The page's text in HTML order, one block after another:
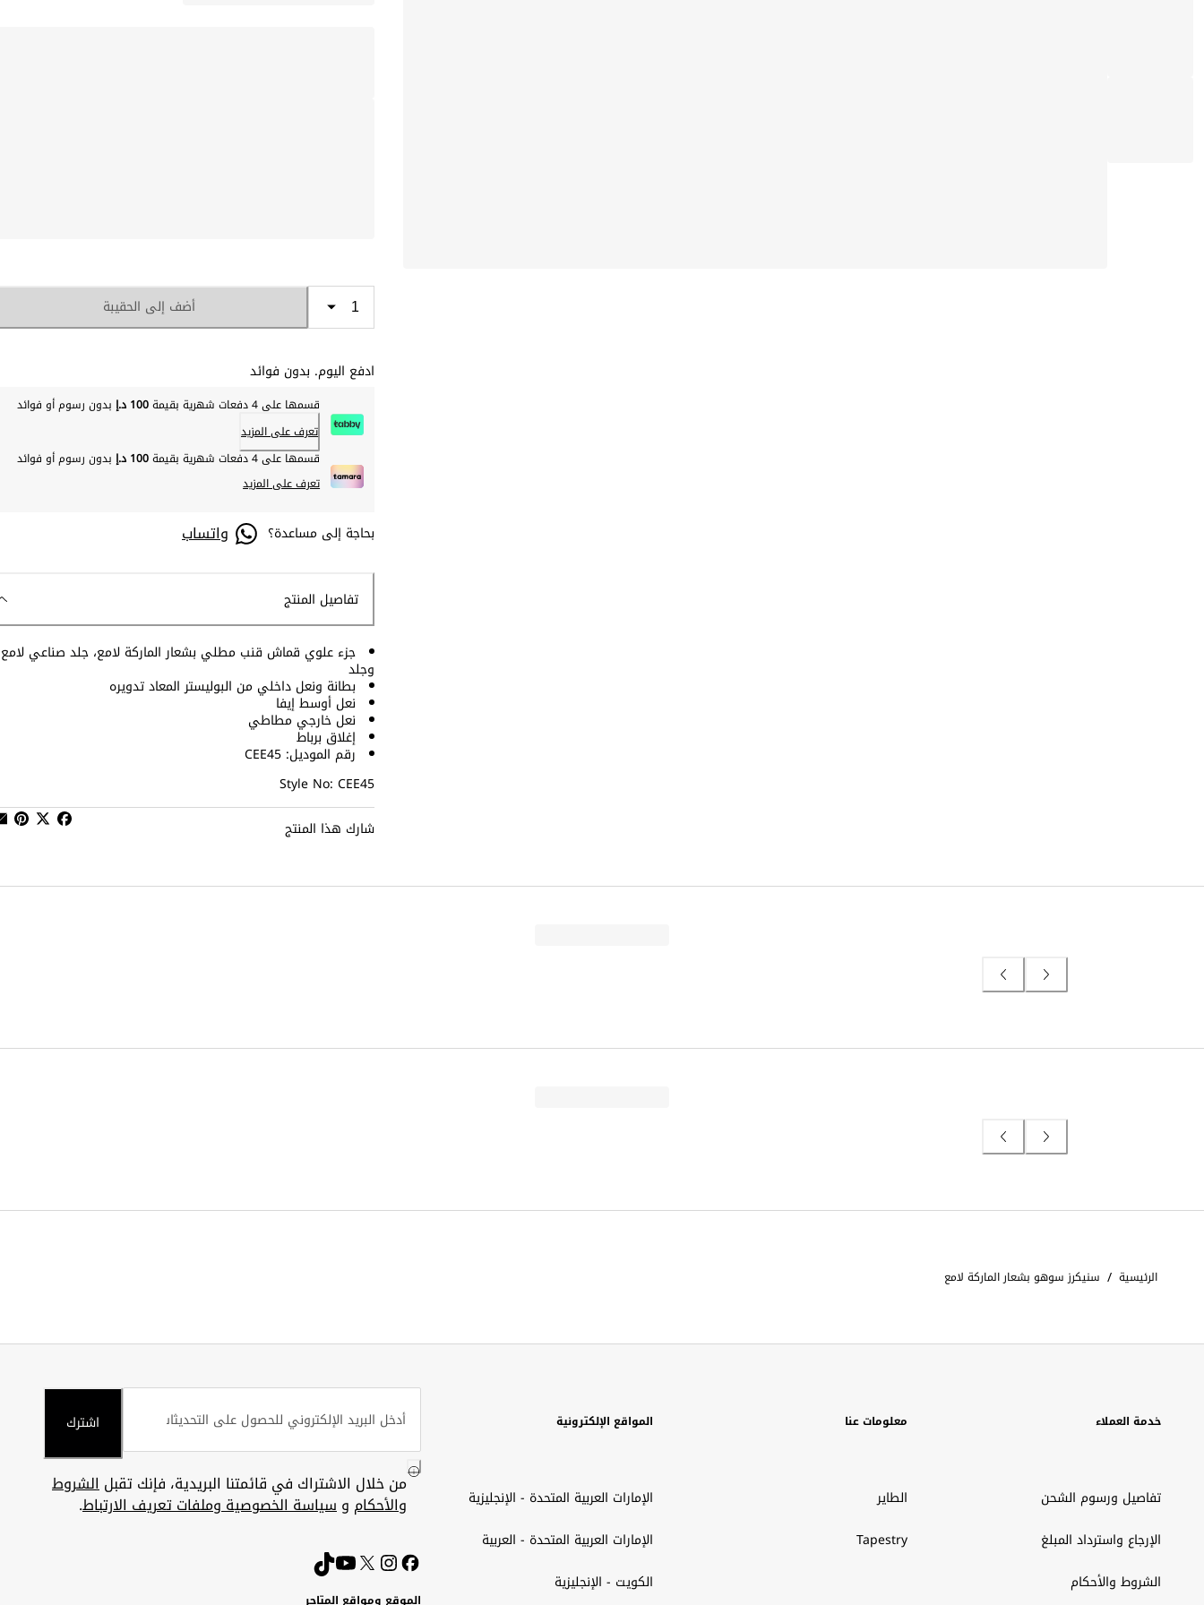
أضف إلى الحقيبة
ادفع اليوم. بدون فوائد
قسمها على 4 دفعات شهرية بقيمة 100 د.إ
بدون رسوم أو فوائد
تعرف على المزيد
قسمها على 4 دفعات شهرية بقيمة
100 د.إ
بدون رسوم أو فوائد
تعرف على المزيد
بحاجة إلى مساعدة؟ واتساب
تفاصيل المنتج
جزء علوي قماش قنب مطلي بشعار الماركة لامع، جلد صناعي لامع
وجلد
بطانة ونعل داخلي من البوليستر المعاد تدويره
نعل أوسط إيفا
نعل خارجي مطاطي
إغلاق برباط
رقم الموديل: CEE45
Style No: CEE45
شارك هذا المنتج
الرئيسية / سنيكرز سوهو بشعار الماركة لامع
خدمة العملاء
تفاصيل ورسوم الشحن
الإرجاع واسترداد المبلغ
الشروط والأحكام
معلومات عنا
الطاير
Tapestry
المواقع الإلكترونية
الإمارات العربية المتحدة - الإنجليزية
الإمارات العربية المتحدة - العربية
الكويت - الإنجليزية
اشترك
من خلال الاشتراك في قائمتنا البريدية، فإنك تقبلالشروط
والأحكام وسياسة الخصوصية وملفات تعريف الارتباط.
الموقع ومواقع المتاجر